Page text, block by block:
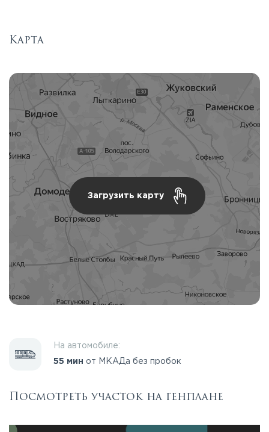
Карта
Загрузить карту
На автомобиле:
55 мин от МКАДа без пробок
Посмотреть участок на генплане